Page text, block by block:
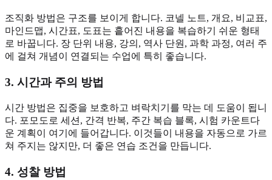
조직화 방법은 구조를 보이게 합니다. 코넬 노트, 개요, 비교표,
마인드맵, 시간표, 도표는 흩어진 내용을 복습하기 쉬운 형태
로 바꿉니다. 장 단위 내용, 강의, 역사 단원, 과학 과정, 여러 주
에 걸쳐 개념이 연결되는 수업에 특히 좋습니다.
3. 시간과 주의 방법
시간 방법은 집중을 보호하고 벼락치기를 막는 데 도움이 됩니
다. 포모도로 세션, 간격 반복, 주간 복습 블록, 시험 카운트다
운 계획이 여기에 들어갑니다. 이것들이 내용을 자동으로 가르
쳐 주지는 않지만, 더 좋은 연습 조건을 만듭니다.
4. 성찰 방법